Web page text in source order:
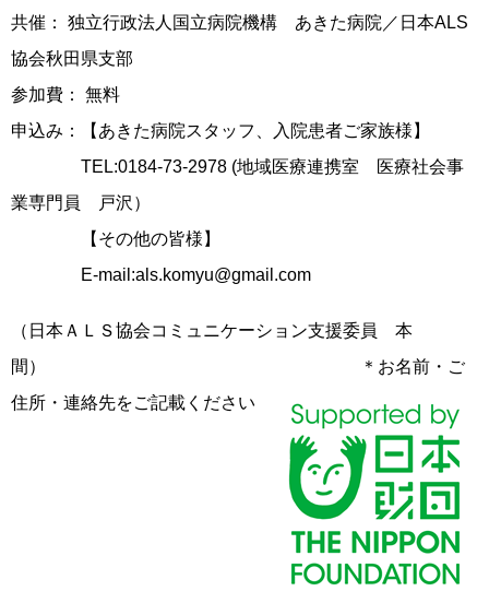
共催： 独立行政法人国立病院機構 あきた病院／日本ALS
協会秋田県支部
参加費： 無料
申込み：【あきた病院スタッフ、入院患者ご家族様】
TEL:0184-73-2978 (地域医療連携室 医療社会事
業専門員 戸沢）
【その他の皆様】
E-mail:als.komyu@gmail.com
（日本ＡＬＳ協会コミュニケーション支援委員 本
間） ＊お名前・ご
住所・連絡先をご記載ください